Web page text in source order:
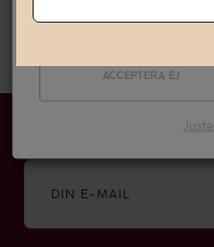
SIGNA UPP PÅ VÅRT
mail
ACCEPTERA EJ